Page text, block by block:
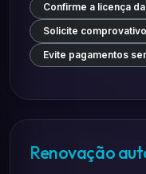
Confirme a licença
Solicite
Evite pagamentos
Renovação